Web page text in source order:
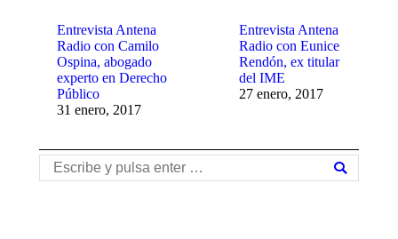
Entrevista Antena
Radio con Camilo
Ospina, abogado
experto en Derecho
Público
31 enero, 2017
Entrevista Antena
Radio con Eunice
Rendón, ex titular
del IME
27 enero, 2017
Buscar: